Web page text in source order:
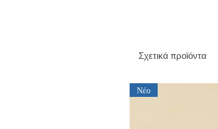
Σχετικά προϊόντα
Νέο